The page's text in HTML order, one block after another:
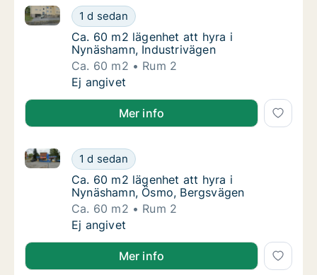
Ca. 60 m2 lägenhet att hyra i Nynäshamn,
1 d sedan
Ca. 60 m2 lägenhet att hyra i Nynäshamn,
Ca. 60 m2 lägenhet att hyra i Nynäshamn,
Ca. 60 m2 lägenhet att hyra i
Nynäshamn, Industrivägen
Ca. 60 m2
Rum 2
Ca. 60 m2 lägenhet att hyra i Nynäshamn,
Ej angivet
Mer info
Ca. 60 m2 lägenhet att hyra i Nynäshamn,
1 d sedan
Ca. 60 m2 lägenhet att hyra i Nynäshamn, Ösmo,
Ca. 60 m2 lägenhet att hyra i Nynäshamn,
Ca. 60 m2 lägenhet att hyra i
Nynäshamn, Ösmo, Bergsvägen
Ca. 60 m2
Rum 2
Ca. 60 m2 lägenhet att hyra i Nynäshamn,
Ej angivet
Mer info